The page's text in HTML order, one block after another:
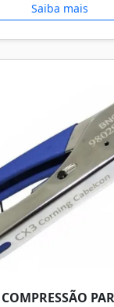
Saiba mais